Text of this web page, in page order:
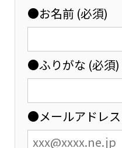
●お名前 (必須)
●ふりがな (必須)
●メールアドレ